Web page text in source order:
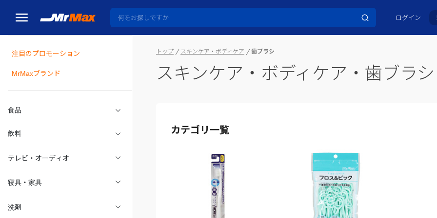
ログイン
注目のプロモーション
MrMaxブランド
食品
飲料
テレビ・オーディオ
寝具・家具
洗剤
トップ スキンケア・ボディケア 歯ブラシ
スキンケア・ボディケア・歯ブラシ
カテゴリ一覧